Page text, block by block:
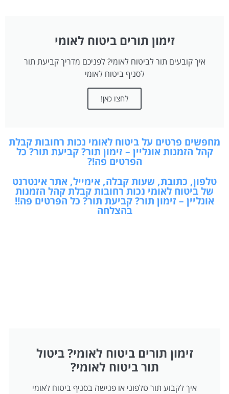
זימון תורים ביטוח לאומי
איך קובעים תור לביטוח לאומי? לפניכם מדריך קביעת תור
לסניף ביטוח לאומי
לחצו כאן!
מחפשים פרטים על ביטוח לאומי נכות רחובות קבלת
קהל הזמנות אונליין – זימון תור? קביעת תור? כל
הפרטים פה!?
טלפון, כתובת, שעות קבלה, אימייל, אתר אינטרנט
של ביטוח לאומי נכות רחובות קבלת קהל הזמנות
אונליין – זימון תור? קביעת תור? כל הפרטים פה!!
בהצלחה
זימון תורים ביטוח לאומי? ביטול
תור ביטוח לאומי?
איך לקבוע תור טלפוני או פגישה בסניף ביטוח לאומי